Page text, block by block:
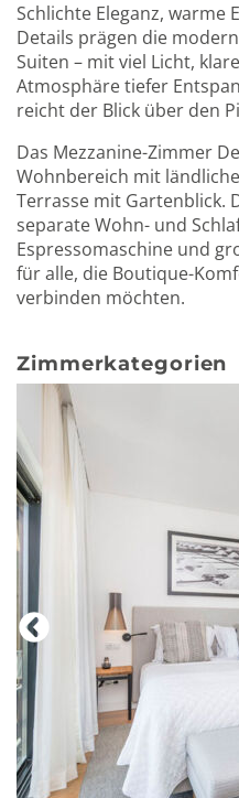
Schlichte Eleganz, warme
Details prägen die
Suiten – mit viel Licht,
Atmosphäre tiefer
reicht der Blick über den
Das Mezzanine-Zimmer
Wohnbereich mit
Terrasse mit Gartenblick.
separate Wohn- und
Espressomaschine und
für alle, die Boutique-
verbinden möchten.
Zimmerkategorien